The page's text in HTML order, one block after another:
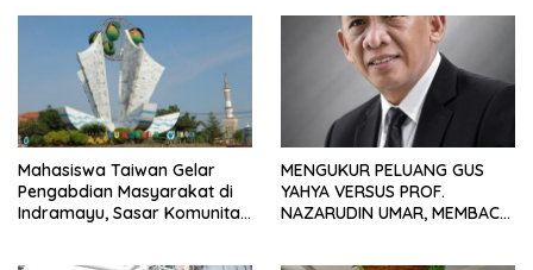
Mahasiswa Taiwan Gelar
Pengabdian Masyarakat di
Indramayu, Sasar Komunitas
MENGUKUR PELUANG GUS
YAHYA VERSUS PROF.
NAZARUDIN UMAR, MEMBACA